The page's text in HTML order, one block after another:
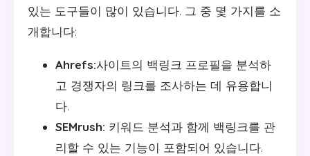
있는 도구들이 많이 있습니다. 그 중 몇 가지를 소
개합니다:
Ahrefs:사이트의 백링크 프로필을 분석하
고 경쟁자의 링크를 조사하는 데 유용합니
다.
SEMrush: 키워드 분석과 함께 백링크를 관
리할 수 있는 기능이 포함되어 있습니다.